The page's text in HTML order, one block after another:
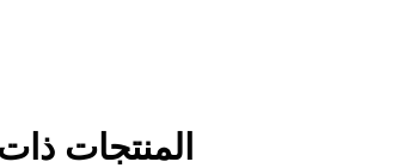
المنتجات